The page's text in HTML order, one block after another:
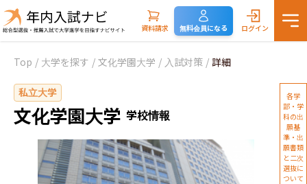
資料請求 無料会員になる ログイン
Top / 大学を探す / 文化学園大学 / 入試対策 / 詳細
私立大学
文化学園大学 学校情報
各学
部・学
科の出
願基
準・出
願書類
と二次
選抜に
ついて